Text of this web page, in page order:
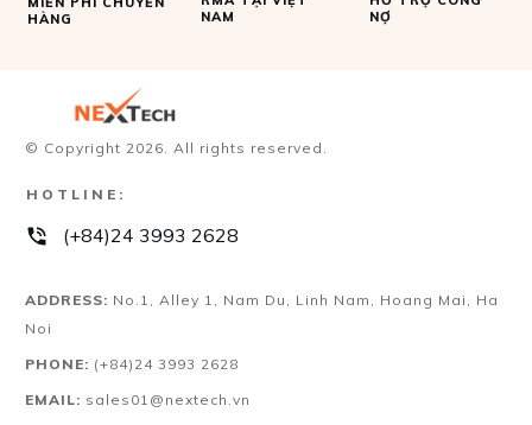
HÀNG
NAM
NỢ
© Copyright 2026. All rights reserved.
HOTLINE:
(+84)24 3993 2628
ADDRESS: No.1, Alley 1, Nam Du, Linh Nam, Hoang Mai, Ha
Noi
PHONE: (+84)24 3993 2628
EMAIL: sales01@nextech.vn